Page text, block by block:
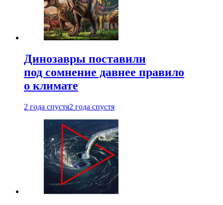
Динозавры поставили
под сомнение давнее правило
о климате
2 года спустя2 года спустя